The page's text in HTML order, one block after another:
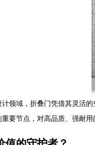
领域，折叠门凭借其灵活
要节点，对高品质、强耐